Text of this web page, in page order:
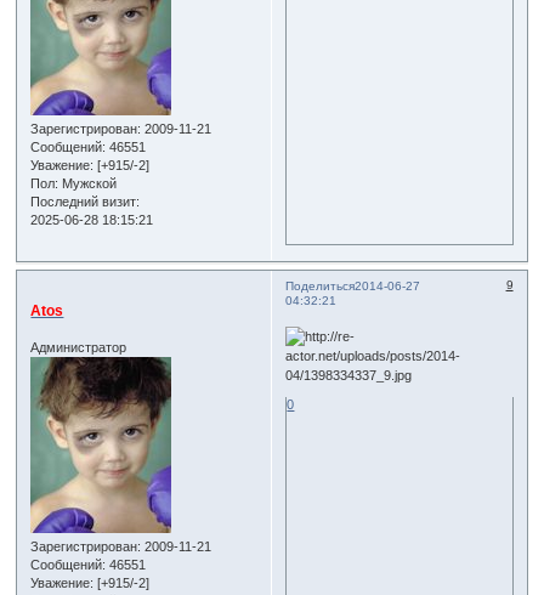
Зарегистрирован: 2009-11-21
Сообщений: 46551
Уважение: [+915/-2]
Пол: Мужской
Последний визит:
2025-06-28 18:15:21
Поделиться 9
2014-06-27
04:32:21
Atos
Администратор
Зарегистрирован: 2009-11-21
Сообщений: 46551
Уважение: [+915/-2]
0